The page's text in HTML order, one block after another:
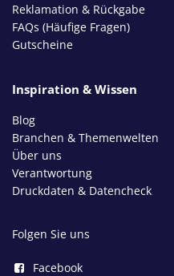
Reklamation & Rückgabe
FAQs (Häufige Fragen)
Gutscheine
Inspiration & Wissen
Blog
Branchen & Themenwelten
Über uns
Verantwortung
Druckdaten & Datencheck
Folgen Sie uns
Facebook